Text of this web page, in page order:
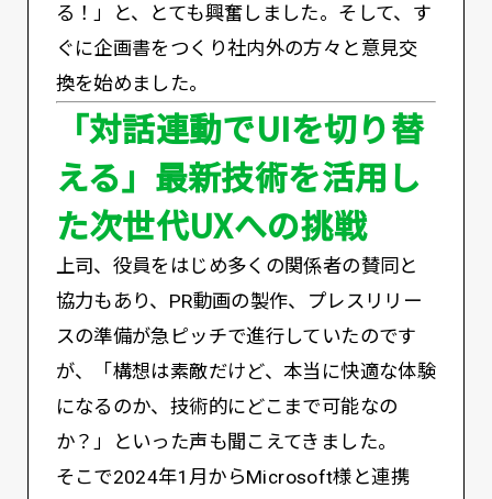
る！」と、とても興奮しました。そして、す
ぐに企画書をつくり社内外の方々と意見交
換を始めました。
「対話連動でUIを切り替
える」最新技術を活用し
た次世代UXへの挑戦
上司、役員をはじめ多くの関係者の賛同と
協力もあり、PR動画の製作、プレスリリー
スの準備が急ピッチで進行していたのです
が、「構想は素敵だけど、本当に快適な体験
になるのか、技術的にどこまで可能なの
か？」といった声も聞こえてきました。
そこで2024年1月からMicrosoft様と連携